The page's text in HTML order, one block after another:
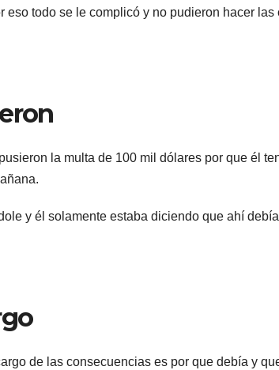
eso todo se le complicó y no pudieron hacer
la multa de 100 mil dólares por que él
y él solamente estaba diciendo que ahí
de las consecuencias es por que debía y